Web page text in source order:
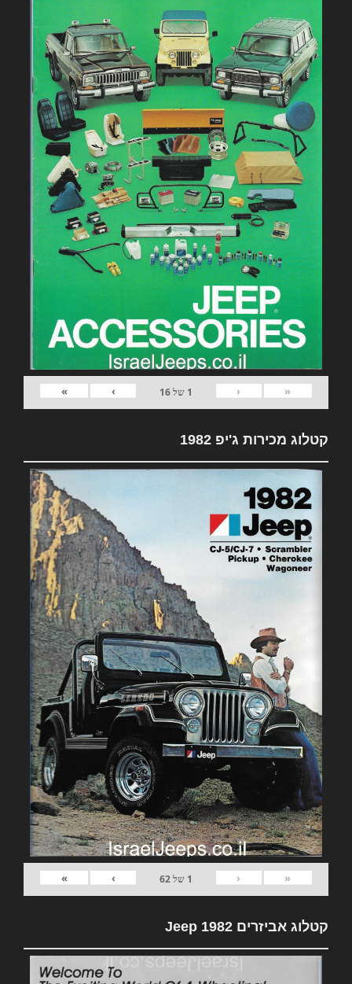
«
‹
1 של16
›
»
קטלוג מכירות ג'יפ 1982
«
‹
1 של62
›
»
קטלוג אביזרים 1982 Jeep